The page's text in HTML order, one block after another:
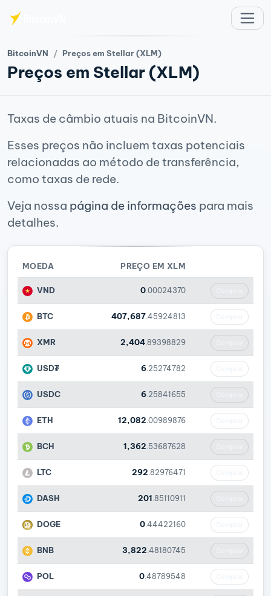
BitcoinVN Preços em Stellar (XLM)
Preços em Stellar (XLM)
Taxas de câmbio atuais na BitcoinVN.
Esses preços não incluem taxas potenciais
relacionadas ao método de transferência,
como taxas de rede.
Veja nossa página de informações para mais
detalhes.
MOEDA PREÇO EM XLM
VND 0 .00024370
BTC 407,687 .45924813
XMR 2,404 .89398829
USD₮ 6 .25274782
USDC 6 .25841655
ETH 12,082 .00989876
BCH 1,362 .53687628
LTC 292 .82976471
DASH 201 .85110911
DOGE 0 .44422160
BNB 3,822 .48180745
POL 0 .48789548